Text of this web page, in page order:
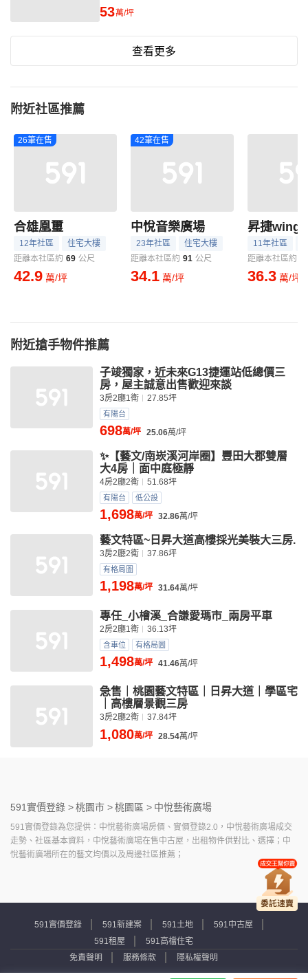
53萬/坪
查看更多
附近社區推薦
26筆在售
合雄凰璽
12年社區
住宅大樓
距離本社區約 69 公尺
42.9 萬/坪
42筆在售
中悅音樂廣場
23年社區
住宅大樓
距離本社區約 91 公尺
34.1 萬/坪
昇捷wing
11年社區
距離本社區約
36.3 萬/坪
附近搶手物件推薦
子竣獨家，近未來G13捷運站低總價三
房，屋主誠意出售歡迎來談
3房2廳1衛 27.85坪
有陽台
698萬/坪 25.06萬/坪
✨【藝文/南崁溪河岸圈】豐田大郡雙層
大4房｜面中庭極靜
4房2廳2衛 51.68坪
有陽台 低公設
1,698萬/坪 32.86萬/坪
藝文特區~日昇大道高樓採光美裝大三房.
3房2廳2衛 37.86坪
有格局圖
1,198萬/坪 31.64萬/坪
專任_小檜溪_合謙愛瑪市_兩房平車
2房2廳1衛 36.13坪
含車位 有格局圖
1,498萬/坪 41.46萬/坪
急售｜桃園藝文特區｜日昇大道｜學區宅
｜高樓層景觀三房
3房2廳2衛 37.84坪
1,080萬/坪 28.54萬/坪
591實價登錄 >桃園市 >桃園區 > 中悅藝術廣場
591實價登錄為您提供：中悅藝術廣場房價、實價登錄2.0，中悅藝術廣場成交
走勢、社區基本資料，中悅藝術廣場在售中古屋，出租物件供對比、選擇；中
悅藝術廣場所在的藝文均價以及周邊社區推薦；
591實價登錄 591新建案 591土地
591中古屋
591租屋
591高檔住宅
免責聲明
服務條款 隱私權聲明